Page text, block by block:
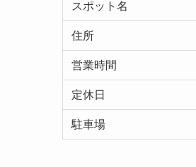
スポット名
住所
営業時間
定休日
駐車場